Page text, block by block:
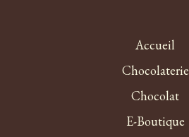
Accueil
Chocolaterie
Chocolat
E-Boutique